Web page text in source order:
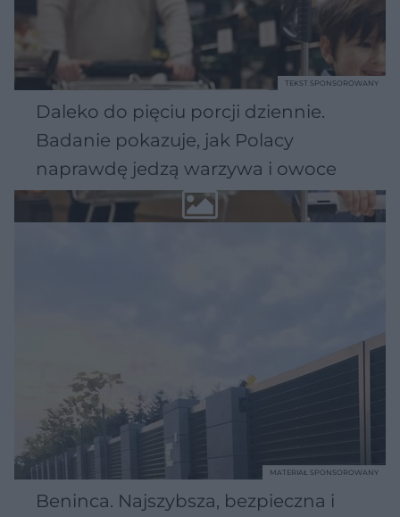
Daleko do pięciu porcji dziennie.
Badanie pokazuje, jak Polacy
naprawdę jedzą warzywa i owoce
TEKST SPONSOROWANY
Beninca. Najszybsza, bezpieczna i
MATERIAŁ SPONSOROWANY